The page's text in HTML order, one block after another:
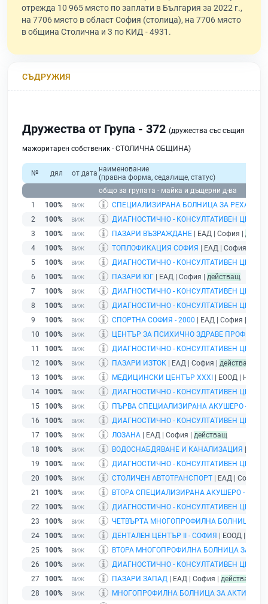
отрежда 10 965 място по заплати в България за 2022 г.,
на 7706 място в област София (столица), на 7706 място
в община Столична и 3 по КИД - 4931.
СЪДРУЖИЯ
Дружества от Група - 372 (дружества със същия
мажоритарен собственик - СТОЛИЧНА ОБЩИНА)
№ дял от дата наименование
(правна форма, седалище, статус)
общо за групата - майка и дъщерни д-ва
1
100%
СПЕЦИАЛИЗИРАНА БОЛНИЦА ЗА
2
100%
ДИАГНОСТИЧНО - КОНСУЛТАТИВЕН
3
100% ПАЗАРИ ВЪЗРАЖДАНЕ | ЕАД | София |
4
100% ТОПЛОФИКАЦИЯ СОФИЯ | ЕАД | София |
5
100%
ДИАГНОСТИЧНО - КОНСУЛТАТИВЕН ЦЕНТЪР
6
100% ПАЗАРИ ЮГ | ЕАД | София | действащ
7
100%
ДИАГНОСТИЧНО - КОНСУЛТАТИВЕН ЦЕНТЪР
8
100%
ДИАГНОСТИЧНО - КОНСУЛТАТИВЕН
9
100% СПОРТНА СОФИЯ - 2000 | ЕАД | София |
10
100%
ЦЕНТЪР ЗА ПСИХИЧНО ЗДРАВЕ ПРОФ. Н.
11
100%
ДИАГНОСТИЧНО - КОНСУЛТАТИВЕН
12
100% ПАЗАРИ ИЗТОК | ЕАД | София | действащ
13
100% МЕДИЦИНСКИ ЦЕНТЪР ХХХI
| ЕООД | Нови
14
100%
ДИАГНОСТИЧНО - КОНСУЛТАТИВЕН
15
100%
ПЪРВА СПЕЦИАЛИЗИРАНА АКУШЕРО -
16
100%
ДИАГНОСТИЧНО - КОНСУЛТАТИВЕН
17
100% ЛОЗАНА | ЕАД | София | действащ
18
100% ВОДОСНАБДЯВАНЕ И КАНАЛИЗАЦИЯ
19
100%
ДИАГНОСТИЧНО - КОНСУЛТАТИВЕН
20
100% СТОЛИЧЕН АВТОТРАНСПОРТ | ЕАД | София |
21
100%
ВТОРА СПЕЦИАЛИЗИРАНА АКУШЕРО -
22
100%
ДИАГНОСТИЧНО - КОНСУЛТАТИВЕН
23
100%
ЧЕТВЪРТА МНОГОПРОФИЛНА БОЛНИЦА ЗА
24
100% ДЕНТАЛЕН ЦЕНТЪР II - СОФИЯ
| ЕООД |
25
100%
ВТОРА МНОГОПРОФИЛНА БОЛНИЦА ЗА
26
100%
ДИАГНОСТИЧНО - КОНСУЛТАТИВЕН ЦЕНТЪР
27
100% ПАЗАРИ ЗАПАД | ЕАД | София | действащ
28
100%
МНОГОПРОФИЛНА БОЛНИЦА ЗА АКТИВНО